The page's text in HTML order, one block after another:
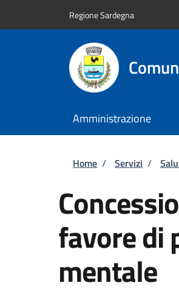
Regione Sardegna
Amministrazione
Briciole
Home / Servizi /
favore di
mentale